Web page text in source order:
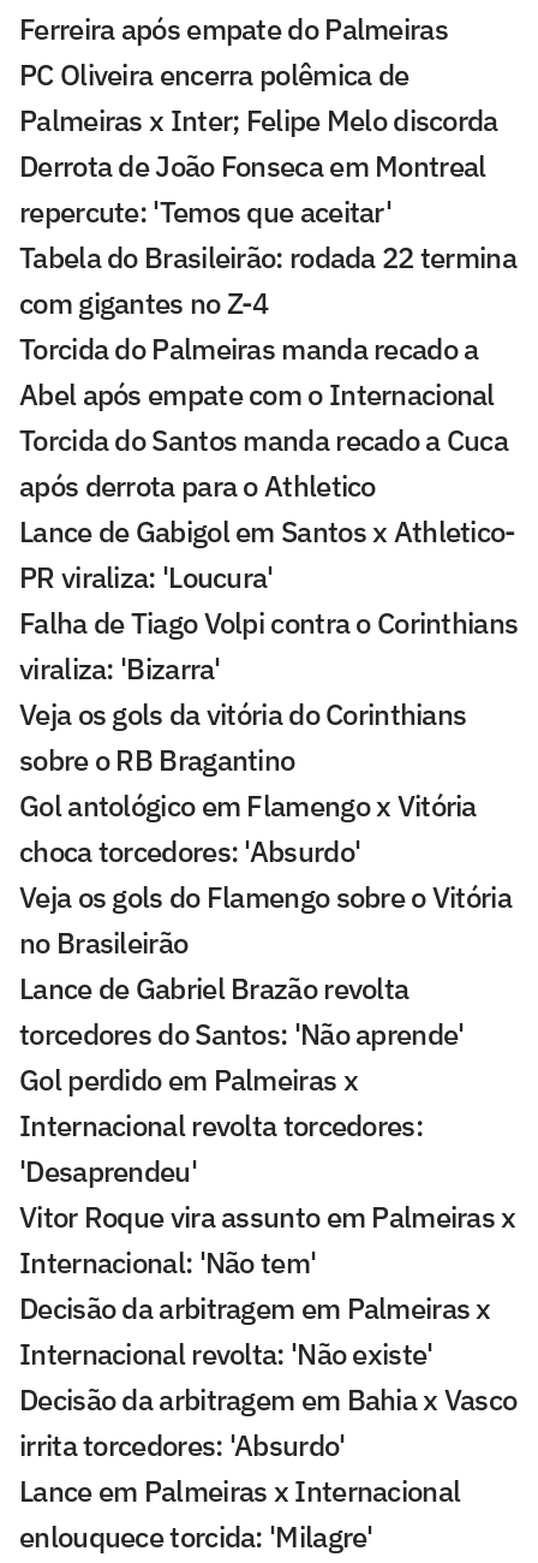
Ferreira após empate do Palmeiras
PC Oliveira encerra polêmica de
Palmeiras x Inter; Felipe Melo discorda
Derrota de João Fonseca em Montreal
repercute: 'Temos que aceitar'
Tabela do Brasileirão: rodada 22 termina
com gigantes no Z-4
Torcida do Palmeiras manda recado a
Abel após empate com o Internacional
Torcida do Santos manda recado a Cuca
após derrota para o Athletico
Lance de Gabigol em Santos x Athletico-
PR viraliza: 'Loucura'
Falha de Tiago Volpi contra o Corinthians
viraliza: 'Bizarra'
Veja os gols da vitória do Corinthians
sobre o RB Bragantino
Gol antológico em Flamengo x Vitória
choca torcedores: 'Absurdo'
Veja os gols do Flamengo sobre o Vitória
no Brasileirão
Lance de Gabriel Brazão revolta
torcedores do Santos: 'Não aprende'
Gol perdido em Palmeiras x
Internacional revolta torcedores:
'Desaprendeu'
Vitor Roque vira assunto em Palmeiras x
Internacional: 'Não tem'
Decisão da arbitragem em Palmeiras x
Internacional revolta: 'Não existe'
Decisão da arbitragem em Bahia x Vasco
irrita torcedores: 'Absurdo'
Lance em Palmeiras x Internacional
enlouquece torcida: 'Milagre'